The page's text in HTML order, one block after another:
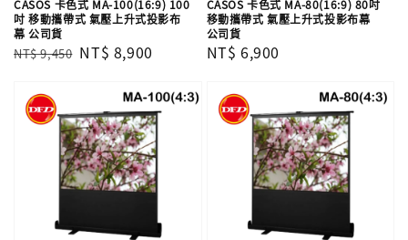
CASOS 卡色式 MA-100(16:9) 100
吋 移動攜帶式 氣壓上升式投影布
幕 公司貨
Regular
NT$ 9,450 Sale
NT$ 8,900
CASOS 卡色式 MA-80(16:9) 80吋
移動攜帶式 氣壓上升式投影布幕
公司貨
Regular
NT$ 6,900